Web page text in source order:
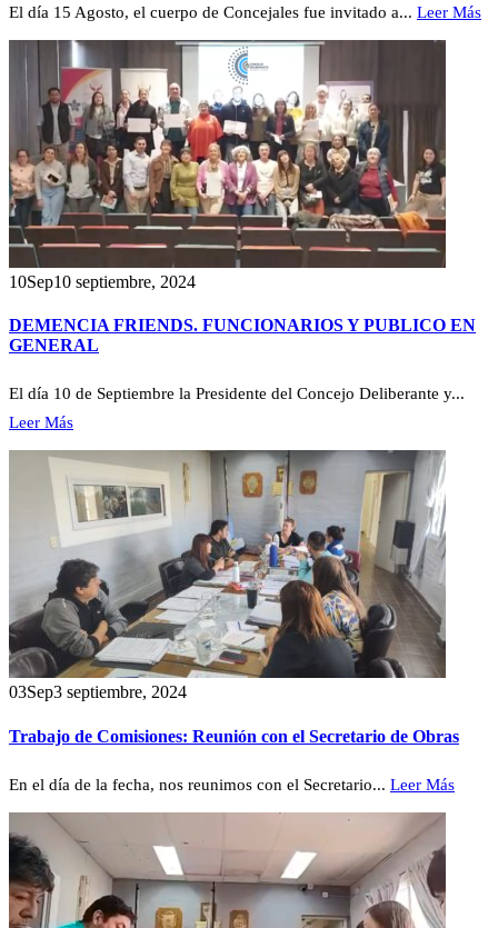
El día 15 Agosto, el cuerpo de Concejales fue invitado a... Leer Más
10Sep10 septiembre, 2024
DEMENCIA FRIENDS. FUNCIONARIOS Y PUBLICO EN
GENERAL
El día 10 de Septiembre la Presidente del Concejo Deliberante y...
Leer Más
03Sep3 septiembre, 2024
Trabajo de Comisiones: Reunión con el Secretario de Obras
En el día de la fecha, nos reunimos con el Secretario... Leer Más